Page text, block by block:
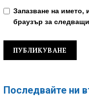
Запазване на името,
браузър за
Последвайте ни